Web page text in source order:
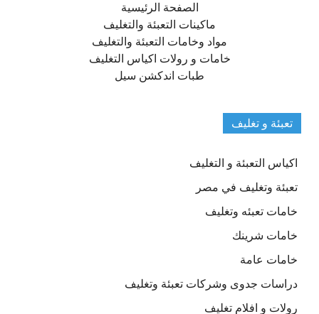
الصفحة الرئيسية
ماكينات التعبئة والتغليف
مواد وخامات التعبئة والتغليف
خامات و رولات اكياس التغليف
طبات اندكشن سيل
تعبئة و تغليف
اكياس التعبئة و التغليف
تعبئة وتغليف في مصر
خامات تعبئه وتغليف
خامات شرينك
خامات عامة
دراسات جدوى وشركات تعبئة وتغليف
رولات و افلام تغليف